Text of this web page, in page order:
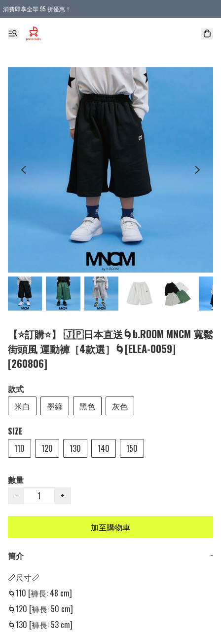
消費即享全單 95 折優惠！
購物滿 HKD 900.00即享免運費優惠！（適用於 本地送貨、本地取貨 )
【⭐訂購⭐】 🇯🇵日本直送🌀b.ROOM MNCM 寬鬆
街頭風 運動褲［4款選］🌀[ELEA-0059]
[260806]
款式
米白
墨綠 黑色 灰色
SIZE
110
120 130 140 150
數量
−
+
加至購物車
簡介
−
📏尺寸📏
🌀110 [褲長: 48 cm]
🌀120 [褲長: 50 cm]
🌀130 [褲長: 53 cm]